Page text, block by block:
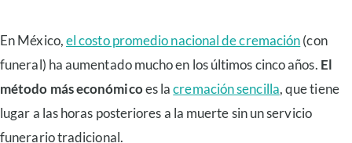
En México,el costo promedio nacional de cremación(con
funeral) ha aumentado mucho en los últimos cinco años. El
método más económicoes lacremación sencilla, que tiene
lugar a las horas posteriores a la muerte sin un servicio
funerario tradicional.